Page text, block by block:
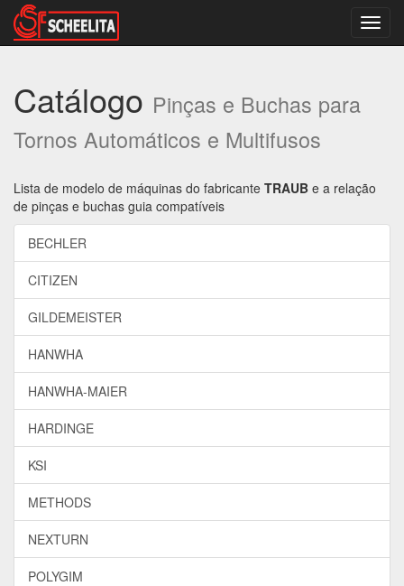
Catálogo Pinças e Buchas para
Tornos Automáticos e Multifusos
Lista de modelo de máquinas do fabricante TRAUB e a relação
de pinças e buchas guia compatíveis
BECHLER
CITIZEN
GILDEMEISTER
HANWHA
HANWHA-MAIER
HARDINGE
KSI
METHODS
NEXTURN
POLYGIM